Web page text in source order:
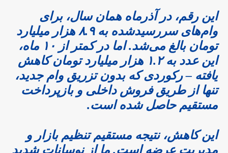
این رقم، در آذرماه همان سال، برای
وام‌های سررسیدشده به ۸.۹ هزار میلیارد
تومان بالغ می‌شد. اما در کمتر از ۱۰ ماه،
این عدد به ۱.۲ هزار میلیارد تومان کاهش
یافته – رکوردی که بدون تزریق وام جدید،
تنها از طریق فروش داخلی و بازپرداخت
مستقیم حاصل شده است.
این کاهش، نتیجه مستقیم تنظیم بازار و
مدیریت عرضه است. ما از نوسانات شدید